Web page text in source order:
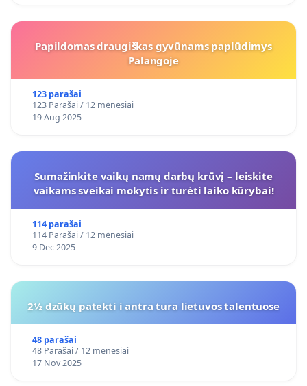
Papildomas draugiškas gyvūnams paplūdimys
Palangoje
123 parašai
123 Parašai / 12 mėnesiai
19 Aug 2025
Sumažinkite vaikų namų darbų krūvį – leiskite
vaikams sveikai mokytis ir turėti laiko kūrybai!
114 parašai
114 Parašai / 12 mėnesiai
9 Dec 2025
2½ dzūkų patekti i antra tura lietuvos talentuose
48 parašai
48 Parašai / 12 mėnesiai
17 Nov 2025